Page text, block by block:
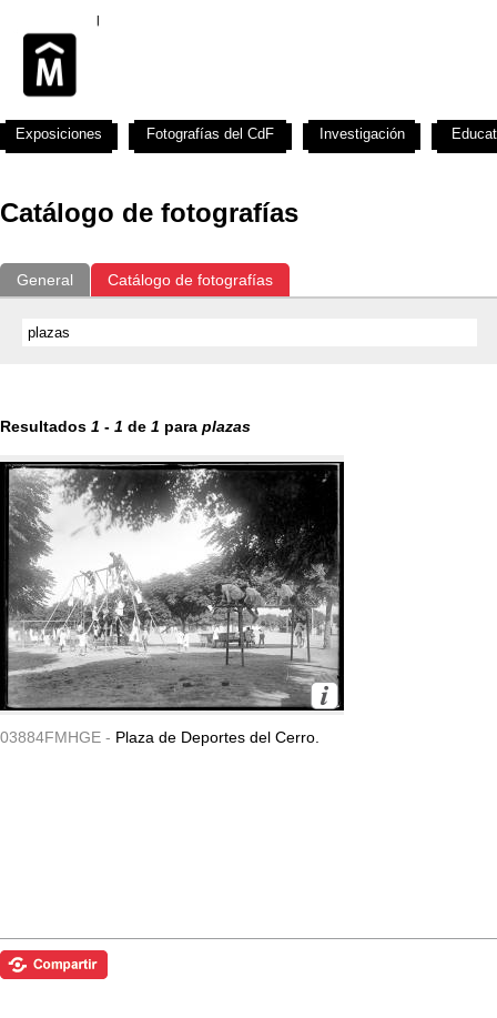
Catálogo de fotografías
General Catálogo de fotografías
Resultados 1 - 1 de 1 para plazas
03884FMHGE - Plaza de Deportes del Cerro.
Exposiciones Fotografías del CdF Investigación